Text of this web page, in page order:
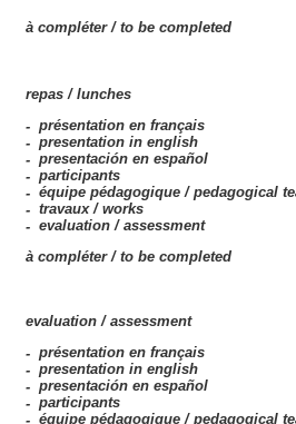
à compléter / to be completed
repas / lunches
présentation en français
presentation in english
presentación en español
participants
équipe pédagogique / pedagogical
travaux / works
evaluation / assessment
à compléter / to be completed
evaluation / assessment
présentation en français
presentation in english
presentación en español
participants
équipe pédagogique / pedagogical